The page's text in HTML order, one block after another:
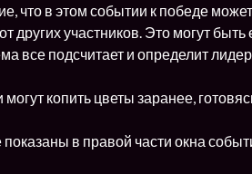
что в этом событии к победе
других участников. Это могут
все подсчитает и определит
могут копить цветы заранее,
в правой части окна